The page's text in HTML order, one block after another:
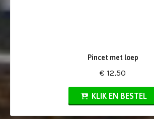
Pincet met loep
€ 12,50
KLIK EN BESTEL